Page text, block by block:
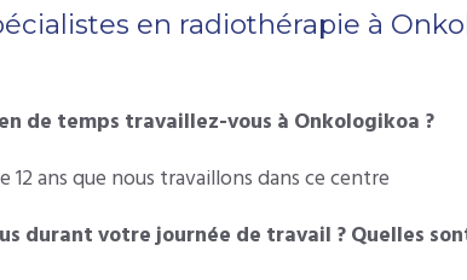
en radiothérapie à
de temps travaillez-vous à Onkologikoa ?
12 ans que nous travaillons dans ce centre
durant votre journée de travail ? Quelles